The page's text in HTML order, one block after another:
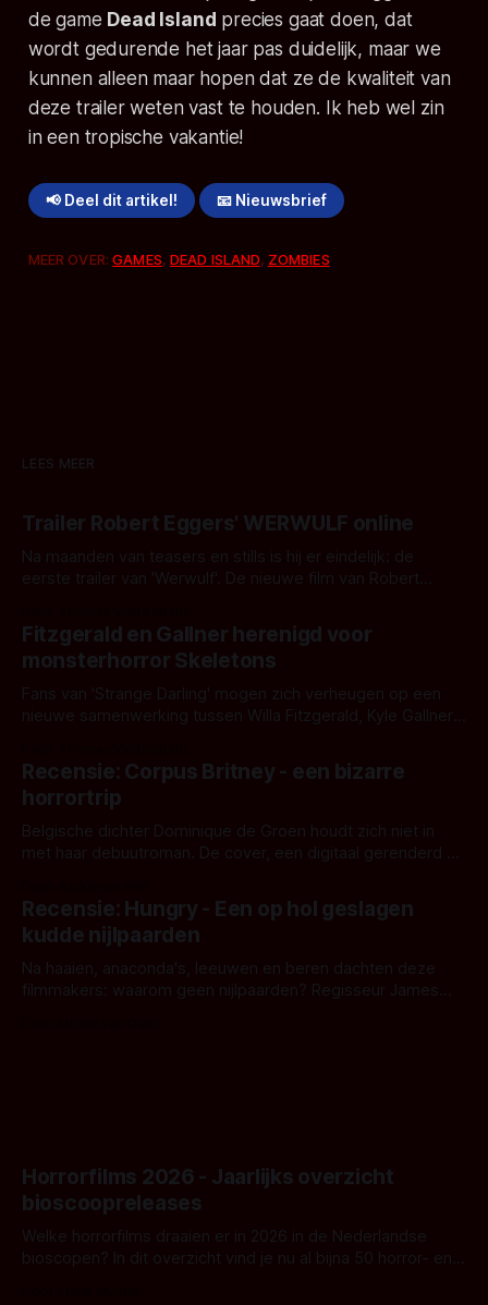
de game Dead Island precies gaat doen, dat
wordt gedurende het jaar pas duidelijk, maar we
kunnen alleen maar hopen dat ze de kwaliteit van
deze trailer weten vast te houden. Ik heb wel zin
in een tropische vakantie!
📢 Deel dit artikel! 📧 Nieuwsbrief
MEER OVER:GAMES,DEAD ISLAND, ZOMBIES
LEES MEER
Trailer Robert Eggers' WERWULF online
Na maanden van teasers en stills is hij er eindelijk: de
eerste trailer van 'Werwulf'. De nieuwe film van Robert
kille stijl vol folklore en mythe. Het topic deze keer is (kon
het het al raden?)... de weerwolf. Kijk je mee?
Fitzgerald en Gallner herenigd voor
monsterhorror Skeletons
Fans van 'Strange Darling' mogen zich verheugen op een
nieuwe samenwerking tussen Willa Fitzgerald, Kyle Gallner
'Skeletons', een nieuwe creature feature waarvoor de
opnames zijn gestart in Australië.
Recensie: Corpus Britney - een bizarre
horrortrip
Belgische dichter Dominique de Groen houdt zich niet in
met haar debuutroman. De cover, een digitaal gerenderd en
achtergrond, belooft iets kleurrijks maar onheilspellends,
iets ongrijpbaars. En dat maakt De Groen met ieder woord
waar.
Recensie: Hungry - Een op hol geslagen
kudde nijlpaarden
Na haaien, anaconda's, leeuwen en beren dachten deze
filmmakers: waarom geen nijlpaarden? Regisseur James
Horrorfilms 2026 - Jaarlijks overzicht
bioscoopreleases
Welke horrorfilms draaien er in 2026 in de Nederlandse
bioscopen? In dit overzicht vind je nu al bijna 50 horror- en